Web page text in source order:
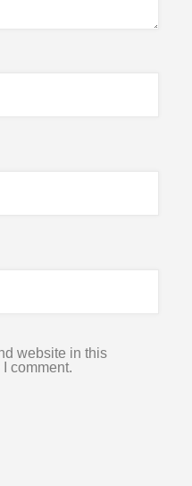
website in this
comment.